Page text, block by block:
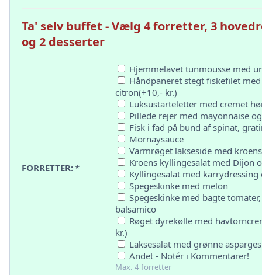
Ta' selv buffet - Vælg 4 forretter, 3
og 2 desserter
FORRETTER:*
Hjemmelavet tunmousse med
Håndpaneret stegt fiskefilet
citron(+10,- kr.)
Luksustarteletter med cremet
Pillede rejer med mayonnaise
Fisk i fad på bund af spinat,
Mornaysauce
Varmrøget lakseside med
Kroens kyllingesalat med Dijon
Kyllingesalat med karrydressing
Spegeskinke med melon
Spegeskinke med bagte
balsamico
Røget dyrekølle med
kr.)
Laksesalat med grønne asparges
Andet - Notér i Kommentarer!
Max. 4 forretter